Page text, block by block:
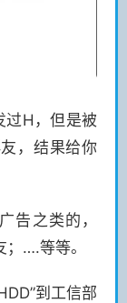
过H，但是被
，结果给你
告之类的，
….等等。
到工信部